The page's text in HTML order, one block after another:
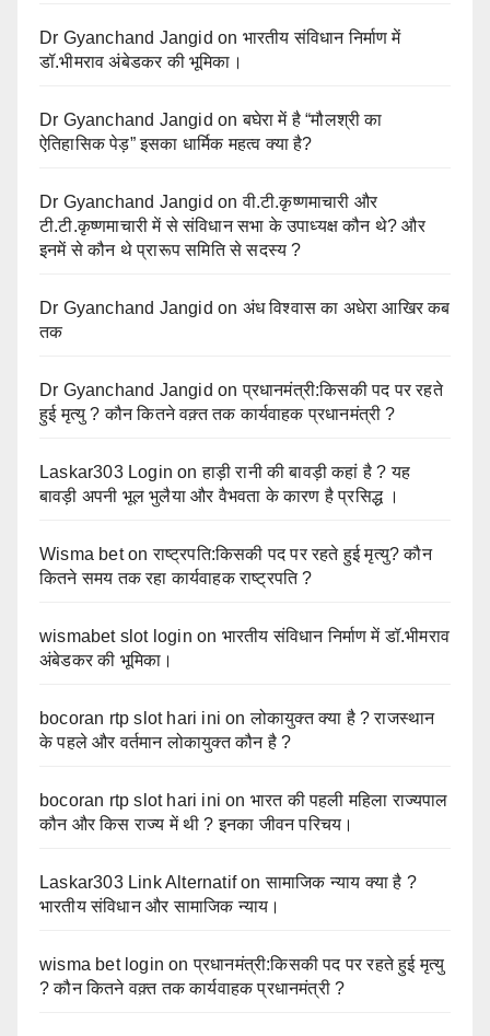
Dr Gyanchand Jangid on भारतीय संविधान निर्माण में
डॉ.भीमराव अंबेडकर की भूमिका।
Dr Gyanchand Jangid onबघेरा में है “मौलश्री का
ऐतिहासिक पेड़” इसका धार्मिक महत्व क्या है?
Dr Gyanchand Jangid onवी.टी.कृष्णमाचारी और
टी.टी.कृष्णमाचारी में से संविधान सभा के उपाध्यक्ष कौन थे? और
इनमें से कौन थे प्रारूप समिति से सदस्य ?
Dr Gyanchand Jangid on अंध विश्वास का अधेरा आखिर कब
तक
Dr Gyanchand Jangid onप्रधानमंत्री:किसकी पद पर रहते
हुई मृत्यु ? कौन कितने वक़्त तक कार्यवाहक प्रधानमंत्री ?
Laskar303 Login onहाड़ी रानी की बावड़ी कहां है ? यह
बावड़ी अपनी भूल भुलैया और वैभवता के कारण है प्रसिद्ध ।
Wisma betonराष्ट्रपति:किसकी पद पर रहते हुई मृत्यु? कौन
कितने समय तक रहा कार्यवाहक राष्ट्रपति ?
wismabet slot login on भारतीय संविधान निर्माण में डॉ.भीमराव
अंबेडकर की भूमिका।
bocoran rtp slot hari ini onलोकायुक्त क्या है ? राजस्थान
के पहले और वर्तमान लोकायुक्त कौन है ?
bocoran rtp slot hari ini on भारत की पहली महिला राज्यपाल
कौन और किस राज्य में थी ? इनका जीवन परिचय।
Laskar303 Link Alternatifonसामाजिक न्याय क्या है ?
भारतीय संविधान और सामाजिक न्याय।
wisma bet login onप्रधानमंत्री:किसकी पद पर रहते हुई मृत्यु
? कौन कितने वक़्त तक कार्यवाहक प्रधानमंत्री ?